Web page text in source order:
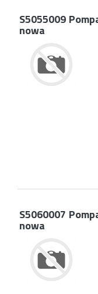
S5055009
nowa
S5060007
nowa